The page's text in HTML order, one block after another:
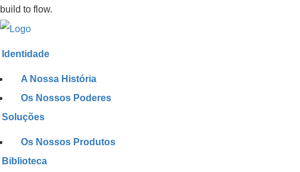
build to flow.
Identidade
A Nossa História
Os Nossos Poderes
Soluções
Os Nossos Produtos
Biblioteca